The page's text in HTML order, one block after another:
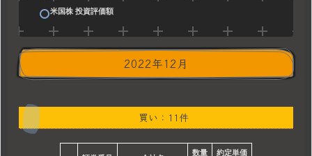
米国株 投資評価額
2022年12月
買い：11件
数量
約定単価